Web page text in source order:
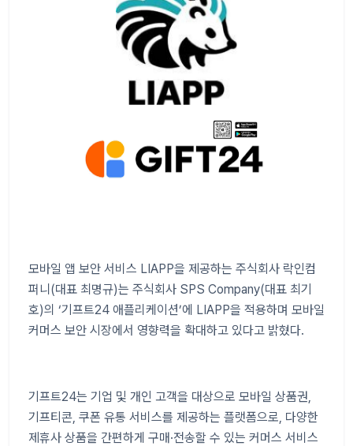
모바일 앱 보안 서비스 LIAPP을 제공하는 주식회사 락인컴
퍼니 (대표 최명규)는 주식회사 SPS Company(대표 최기
호)의 ‘기프트24 애플리케이션’에 LIAPP을 적용하며 모바일
커머스 보안 시장에서 영향력을 확대하고 있다고 밝혔다.
기프트24는 기업 및 개인 고객을 대상으로 모바일 상품권,
기프티콘, 쿠폰 유통 서비스를 제공하는 플랫폼으로, 다양한
제휴사 상품을 간편하게 구매 ·전송할 수 있는 커머스 서비스